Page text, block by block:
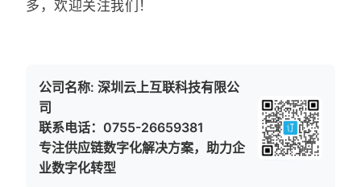
多，欢迎关注我们！
公司名称: 深圳云上互联科技有限公
司
联系电话：0755-26659381
专注供应链数字化解决方案，助力企
业数字化转型